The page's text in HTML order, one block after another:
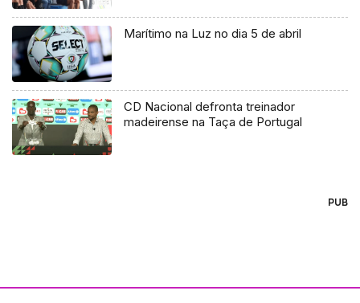
Marítimo na Luz no dia 5 de abril
CD Nacional defronta treinador
madeirense na Taça de Portugal
PUB